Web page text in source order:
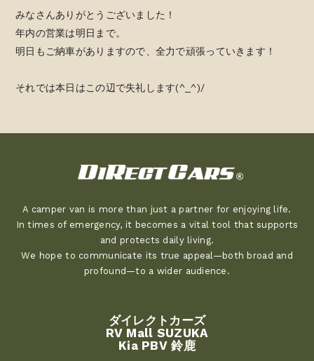
みなさんありがとうございました！
年内の営業は明日まで。
明日もご納車がありますので、全力で頑張っていきます！
それでは本日はこの辺で失礼します(^_^)/
A camper van is more than just a partner for enjoying life.
In times of emergency, it becomes a vital tool that supports
and protects daily living.
We hope to communicate its true appeal—both broad and
profound—to a wider audience.
ダイレクトカーズ
RV Mall SUZUKA
Kia PBV 鈴鹿